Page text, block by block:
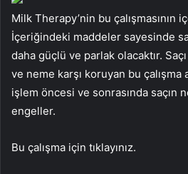
Milk Therapy’nin bu çalışmasının
İçeriğindeki maddeler sayesinde
daha güçlü ve parlak olacaktır.
ve neme karşı koruyan bu çalışma
işlem öncesi ve sonrasında saçın
engeller.
Bu çalışma için tıklayınız.